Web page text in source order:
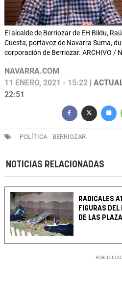
El alcalde de Berriozar de EH Bildu,
Cuesta, portavoz de Navarra Suma,
corporación de Berriozar. ARCHIVO /
NAVARRA.COM
11 ENERO, 2021 - 15:22 |
22:51
POLÍTICA BERRIOZAR
NOTICIAS RELACIONADAS
RADICALES
FIGURAS
DE LAS